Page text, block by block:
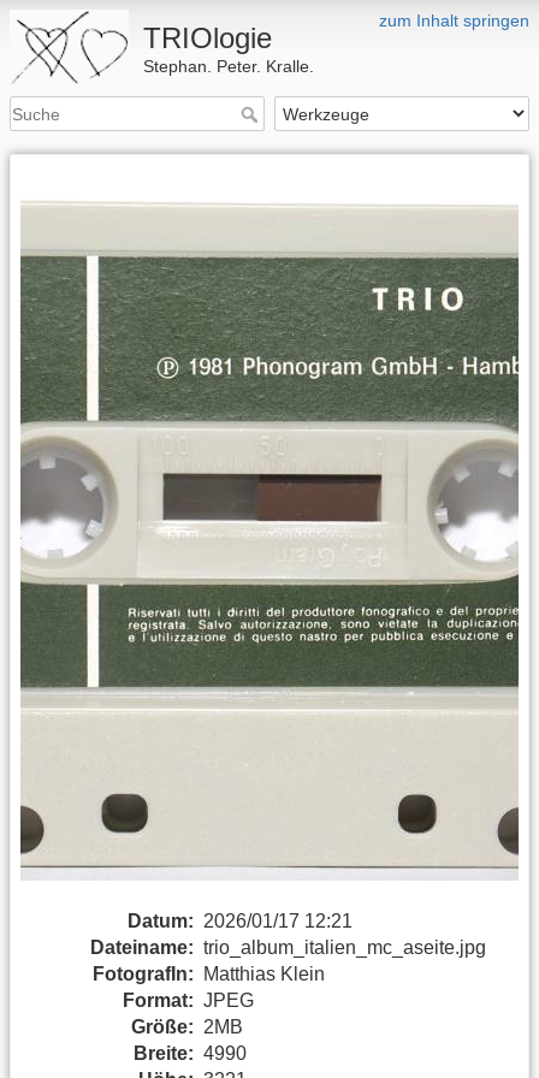
zum Inhalt springen
TRIOlogie
Stephan. Peter. Kralle.
Datum: 2026/01/17 12:21
Dateiname: trio_album_italien_mc_aseite.jpg
FotografIn:
Matthias Klein
Format: JPEG
Größe: 2MB
Breite: 4990